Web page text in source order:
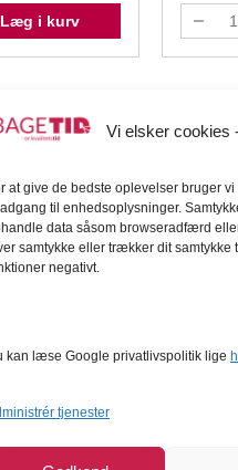
Vi elsker cookies
at give de bedste oplevelser bruger
til enhedsoplysninger.
data såsom browseradfærd
samtykke eller trækker dit samtykke
negativt.
kan læse Google privatlivspolitik lige
tjenester
Læg i kurv
rapporter